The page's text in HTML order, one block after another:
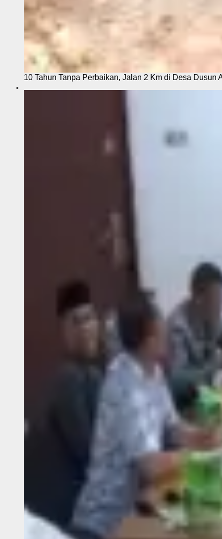
10 Tahun Tanpa Perbaikan, Jalan 2 Km di Desa